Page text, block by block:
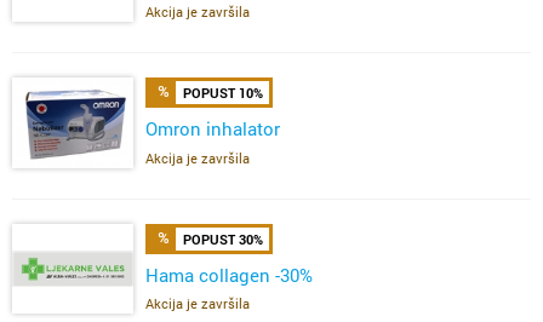
Akcija je završila
POPUST 10%
Omron inhalator
Akcija je završila
POPUST 30%
Hama collagen -30%
Akcija je završila